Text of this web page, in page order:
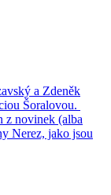
a Zdeněk
Šoralovou.
novinek (alba
Nerez, jako jsou